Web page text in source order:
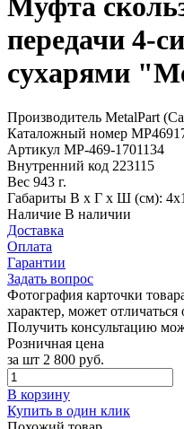
Муфта
передачи 4-
сухарями
Производитель MetalPart
Каталожный номер
Артикул МР-469-1701134
Внутренний код 223115
Вес 943 г.
Габариты В х Г х Ш (см):
Наличие В наличии
Доставка
Оплата
Гарантии
Задать вопрос
Фотография карточки
характер, может отличаться
Получить консультацию
Розничная цена
за шт 2 800 руб.
В корзину
Купить в один клик